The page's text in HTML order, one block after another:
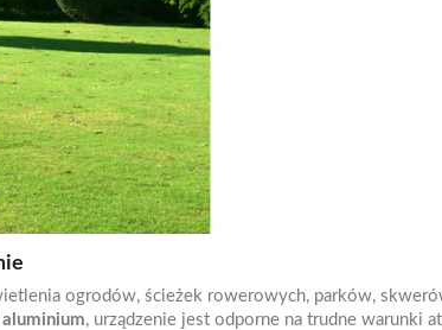
ogrodów, ścieżek rowerowych, parków,
, urządzenie jest odporne na trudne warunki